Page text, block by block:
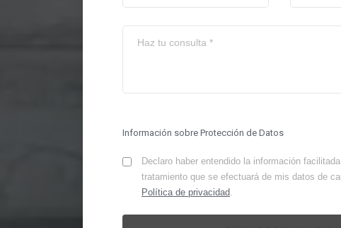
Información sobre Protección de Datos
Declaro haber entendido la información
tratamiento que se efectuará de mis datos de
Política de privacidad.